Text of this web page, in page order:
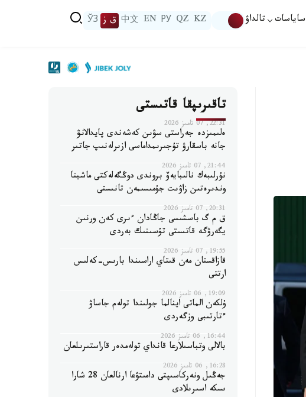
ساياسات تالداۋ KZ
QZ
РУ
EN
中文 ق ز ЎЗ
تاقىرىپقا قاتىستى
22:31, 07 تامىز 2026
ەلىمىزدە جەراستى سۋىن كەشەندى پايدالانۋ
جانە باسقارۋ تۇجىرىمداماسى ازىرلەنىپ جاتىر
21:44, 07 تامىز 2026
نۇرلىبەك نالىبايەۆ بروندى دوڭگەلەكتى ماشينا
وندىرەتىن زاۋىت جۇمىسىمەن تانىستى
20:31, 07 تامىز 2026
ق م گ باسشىسى جاڭادان ءىرى كەن ورنىن
يگەرۋگە قاتىستى تۇسىنىك بەردى
19:55, 07 تامىز 2026
قازاقستان مەن قىتاي اراسىندا بارىس-كەلىس
ارتتى
19:09, 06 تامىز 2026
ۇلكەن الماتى اينالما جولىندا تولەم جاساۋ
ءتارتىبى وزگەردى
16:44, 06 تامىز 2026
بالالى وتباسىلارعا قانداي تولەمدەر قاراستىرىلعان
16:28, 06 تامىز 2026
جەڭىل ونەركاسىپتى دامىتۋعا ارنالعان 28 شارا
ىسكە اسىرىلادى